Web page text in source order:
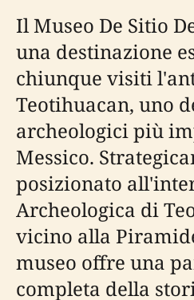
Il Museo De Sitio
una destinazione
chiunque visiti
Teotihuacan, uno
archeologici più
Messico.
posizionato
Archeologica di
vicino alla
museo offre una
completa della